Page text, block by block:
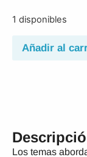
1 disponibles
Añadir al
Los temas